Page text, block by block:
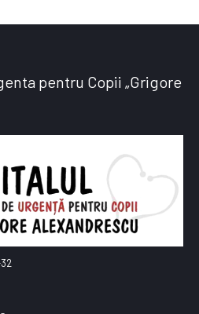
pentru Copii „Grigore